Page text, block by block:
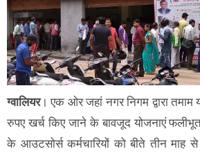
ग्वालियर। एक ओर जहां नगर निगम द्वारा
रुपए खर्च किए जाने के बावजूद योजनाएं फलीभूत
के आउटसोर्स कर्मचारियों को बीते तीन